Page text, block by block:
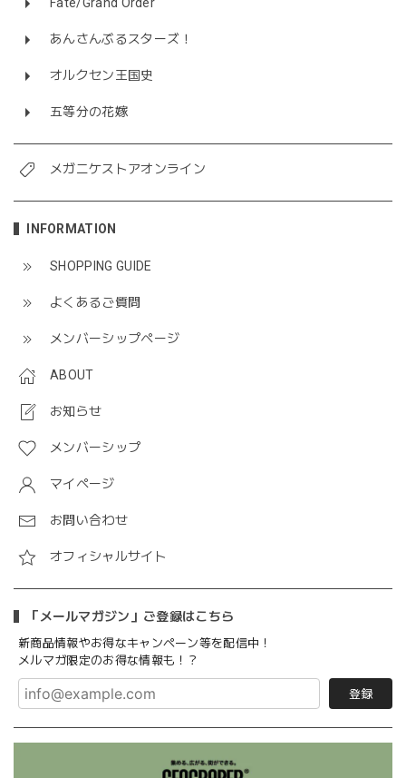
Fate/Grand Order
あんさんぶるスターズ！
オルクセン王国史
五等分の花嫁
メガニケストアオンライン
INFORMATION
SHOPPING GUIDE
よくあるご質問
メンバーシップページ
ABOUT
お知らせ
メンバーシップ
マイページ
お問い合わせ
オフィシャルサイト
「メールマガジン」ご登録はこちら
新商品情報やお得なキャンペーン等を配信中！
メルマガ限定のお得な情報も！？
登録